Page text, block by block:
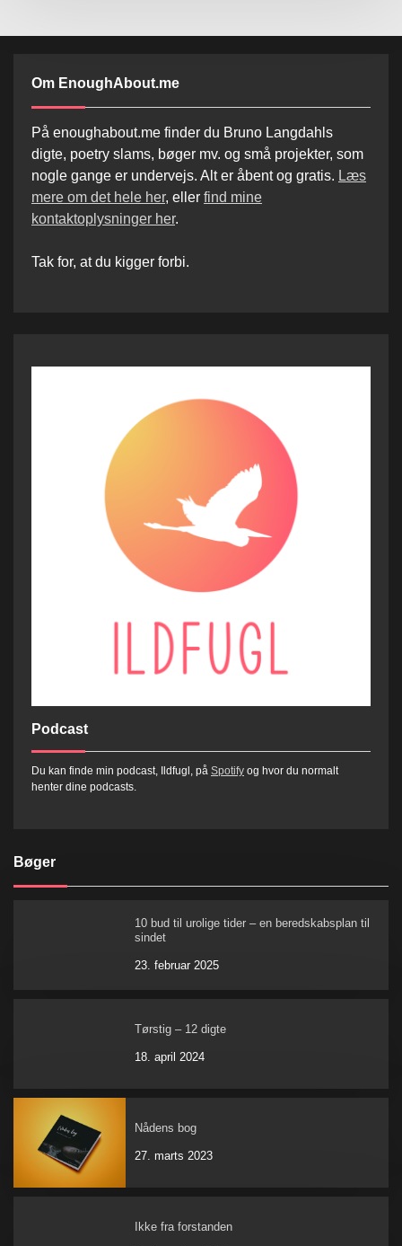
Om EnoughAbout.me
På enoughabout.me finder du Bruno Langdahls
digte, poetry slams, bøger mv. og små projekter, som
nogle gange er undervejs. Alt er åbent og gratis. Læs
mere om det hele her, eller find mine
kontaktoplysninger her.
Tak for, at du kigger forbi.
Podcast
Du kan finde min podcast, Ildfugl, på Spotify og hvor du normalt
henter dine podcasts.
Bøger
10 bud til urolige tider – en beredskabsplan til
sindet
23. februar 2025
Tørstig – 12 digte
18. april 2024
Nådens bog
27. marts 2023
Ikke fra forstanden